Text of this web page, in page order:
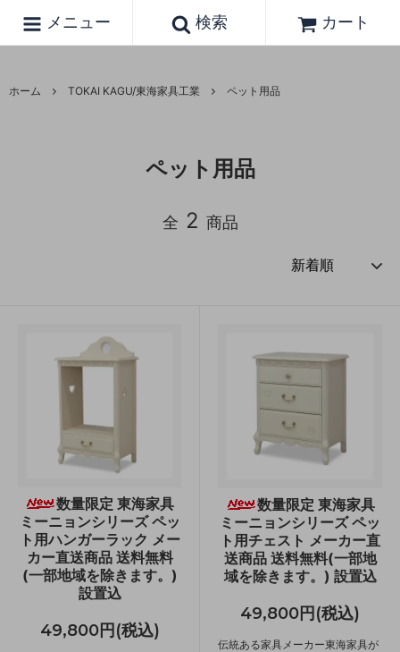
メニュー 検索 カート
ホーム TOKAI KAGU/東海家具工業 ペット用品
ペット用品
全 2 商品
数量限定 東海家具
ミーニョンシリーズ ペッ
ト用ハンガーラック メー
カー直送商品 送料無料
(一部地域を除きます。)
設置込
49,800円(税込)
数量限定 東海家具
ミーニョンシリーズ ペッ
ト用チェスト メーカー直
送商品 送料無料(一部地
域を除きます。) 設置込
49,800円(税込)
伝統ある家具メーカー東海家具が